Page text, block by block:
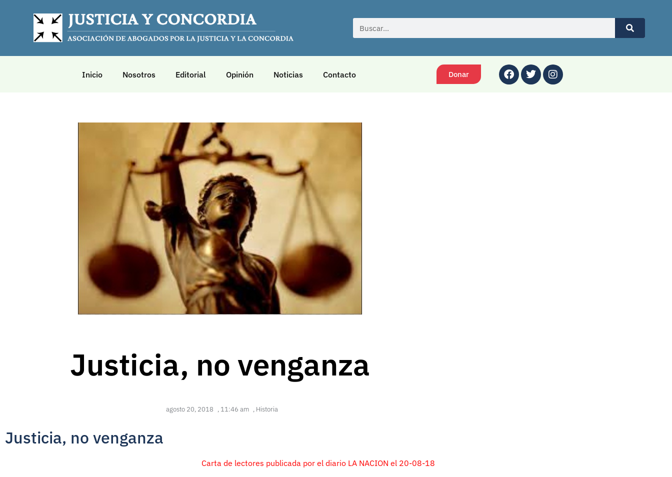
Inicio Nosotros Editorial Opinión Noticias Contacto Donar
Justicia, no venganza
agosto 20, 2018 , 11:46 am , Historia
Justicia, no venganza
Carta de lectores publicada por el diario LA NACION el 20-08-18